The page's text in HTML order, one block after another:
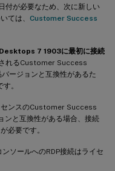
が必要なため、次に新しい
ては、 Customer Success
7 1903に最初に接続
れるCustomer Success
ージョンと互換性があるた
。
センスのCustomer Success
ンと互換性がある場合、接続
必要です。
ソールへのRDP接続はライセ